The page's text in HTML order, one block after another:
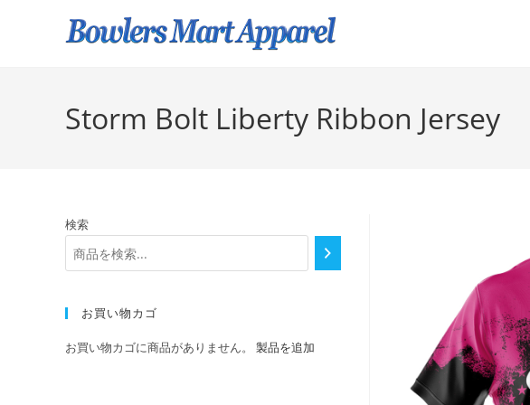
Storm Bolt Liberty Ribbon Jersey
検索
お買い物カゴ
お買い物カゴに商品がありません。 製品を追加